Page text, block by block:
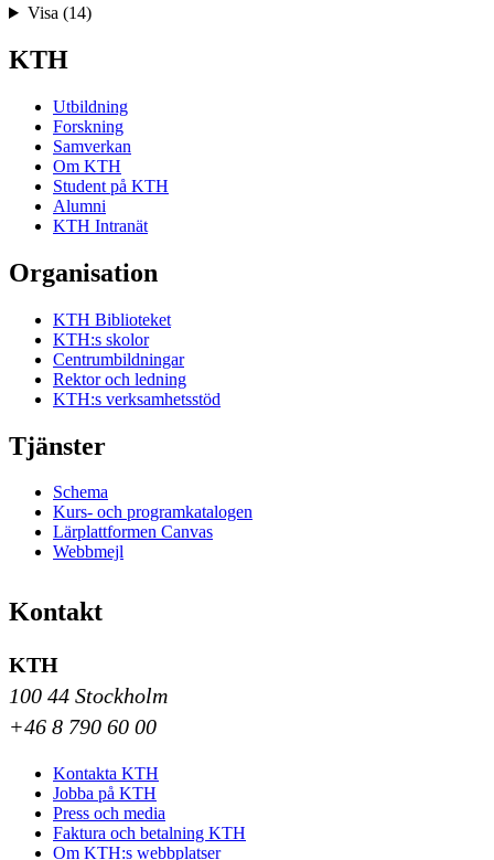
Visa (14)
KTH
Utbildning
Forskning
Samverkan
Om KTH
Student på KTH
Alumni
KTH Intranät
Organisation
KTH Biblioteket
KTH:s skolor
Centrumbildningar
Rektor och ledning
KTH:s verksamhetsstöd
Tjänster
Schema
Kurs- och programkatalogen
Lärplattformen Canvas
Webbmejl
Kontakt
KTH
100 44 Stockholm
+46 8 790 60 00
Kontakta KTH
Jobba på KTH
Press och media
Faktura och betalning KTH
Om KTH:s webbplatser